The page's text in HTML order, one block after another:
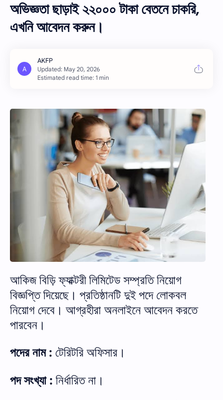
অভিজ্ঞতা ছাড়াই ২২০০০ টাকা বেতনে চাকরি,
এখনি আবেদন করুন।
Estimated read time: 1 min
আকিজ বিড়ি ফ্যাক্টরী লিমিটেড সম্প্রতি নিয়োগ
বিজ্ঞপ্তি দিয়েছে। প্রতিষ্ঠানটি দুই পদে লোকবল
নিয়োগ দেবে। আগ্রহীরা অনলাইনে আবেদন করতে
পারবেন।
পদের নাম : টেরিটরি অফিসার।
পদ সংখ্যা : নির্ধারিত না।